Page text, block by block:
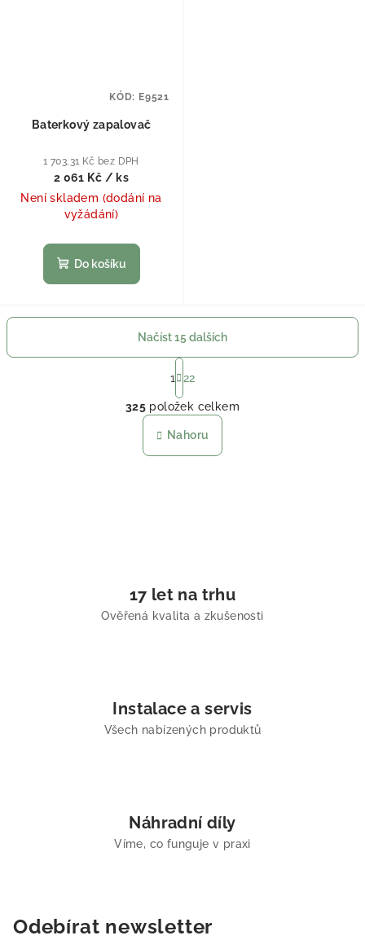
Baterkový zapalovač
1 703,31 Kč bez DPH
2 061 Kč / ks
Není skladem (dodání na
vyžádání)
Do košíku
KÓD: E9521
Ovládací prvky výpisu
Načíst 15 dalších
Stránkování
1 22
325 položek celkem
Nahoru
17 let na trhu
Ověřená kvalita a zkušenosti
Instalace a servis
Všech nabízených produktů
Náhradní díly
Víme, co funguje v praxi
Odebírat newsletter